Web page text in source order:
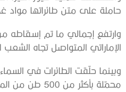
حاملة على متن طائراتها مواد
الإماراتي المتواصل تجاه
محمّلة